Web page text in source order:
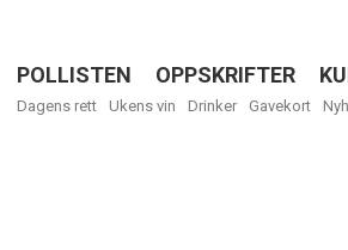
Menu
POLLISTEN OPPSKRIFTER
Dagens rett Ukens vin Drinker Gavekort